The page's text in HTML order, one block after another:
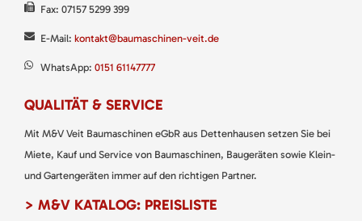
Fax: 07157 5299 399
E-Mail: kontakt@baumaschinen-veit.de
WhatsApp: 0151 61147777
QUALITÄT & SERVICE
Mit M&V Veit Baumaschinen eGbR aus Dettenhausen setzen Sie bei
Miete, Kauf und Service von Baumaschinen, Baugeräten sowie Klein-
und Gartengeräten immer auf den richtigen Partner.
> M&V KATALOG: PREISLISTE